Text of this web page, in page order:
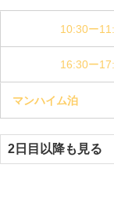
10:30ー
16:30ー
マンハイム泊
2日目以降も見る